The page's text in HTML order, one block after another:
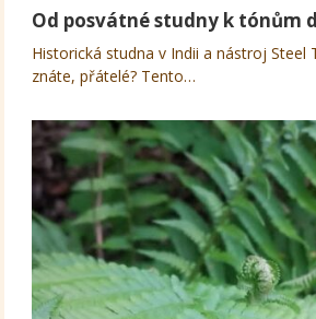
Od posvátné studny k tónům
Historická studna v Indii a nástroj Steel
znáte, přátelé? Tento…